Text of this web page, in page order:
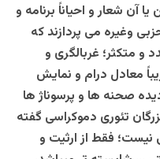
آن شعار و احیاناً برنامه و
وغیره می پردازند که
و متکثر؛ غربالگری و
معادل درام و نمایش
صحنه ها و پرسوناژ ها
تئوری دموکراسی گفته
فقط از ارثیت و